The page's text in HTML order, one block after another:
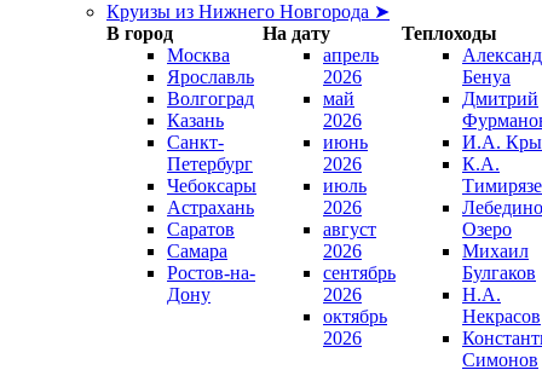
Круизы из Нижнего Новгорода ➤
В город
На дату
Теплоходы
Москва
Ярославль
Волгоград
Казань
Санкт-
Петербург
Чебоксары
Астрахань
Саратов
Самара
Ростов-на-
Дону
апрель
2026
май
2026
июнь
2026
июль
2026
август
2026
сентябрь
2026
октябрь
2026
Бенуа
Дмитрий
И.А.
К.А.
Озеро
Михаил
Булгаков
Н.А.
Некрасов
Симонов